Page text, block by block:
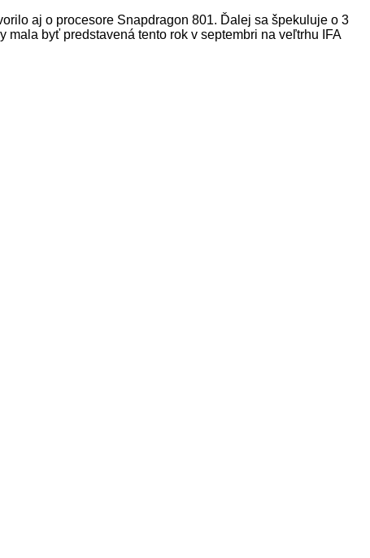
aj o procesore Snapdragon 801. Ďalej sa špekuluje o 3
byť predstavená tento rok v septembri na veľtrhu IFA